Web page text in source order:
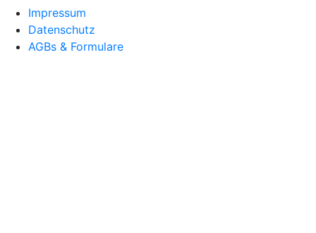
Impressum
Datenschutz
AGBs & Formulare